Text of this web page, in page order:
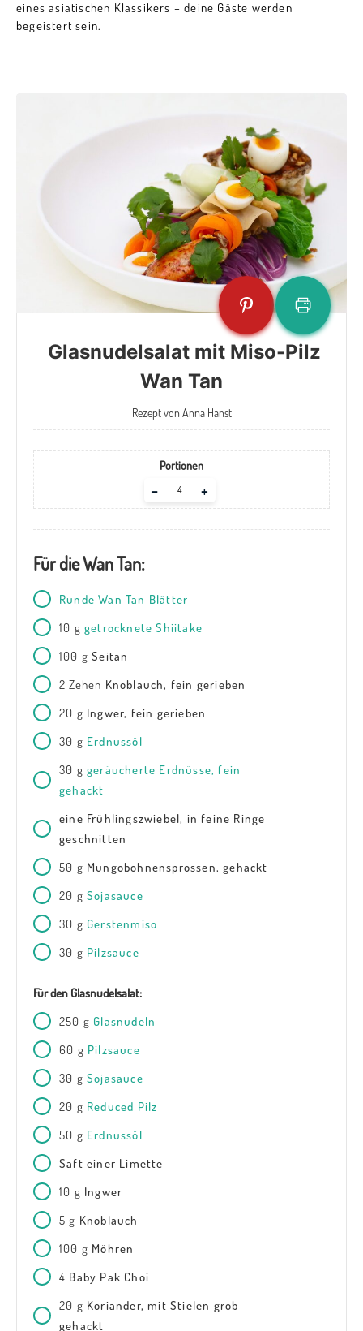
eines asiatischen Klassikers – deine Gäste werden
begeistert sein.
Glasnudelsalat mit Miso-Pilz
Wan Tan
Rezept von Anna Hanst
Portionen
Adjust
+
–
Für die Wan Tan:
Runde Wan Tan Blätter
10 g getrocknete Shiitake
100 g Seitan
2 Zehen Knoblauch, fein gerieben
20 g Ingwer, fein gerieben
30 g Erdnussöl
30 g geräucherte Erdnüsse, fein
gehackt
eine Frühlingszwiebel, in feine Ringe
geschnitten
50 g Mungobohnensprossen, gehackt
20 g Sojasauce
30 g Gerstenmiso
30 g Pilzsauce
Für den Glasnudelsalat:
250 g Glasnudeln
60 g Pilzsauce
30 g Sojasauce
20 g Reduced Pilz
50 g Erdnussöl
Saft einer Limette
10 g Ingwer
5 g Knoblauch
100 g Möhren
4 Baby Pak Choi
20 g Koriander, mit Stielen grob
gehackt